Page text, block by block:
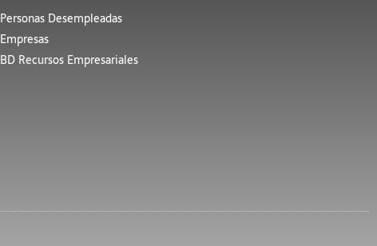
Personas Desempleadas
Empresas
BD Recursos Empresariales